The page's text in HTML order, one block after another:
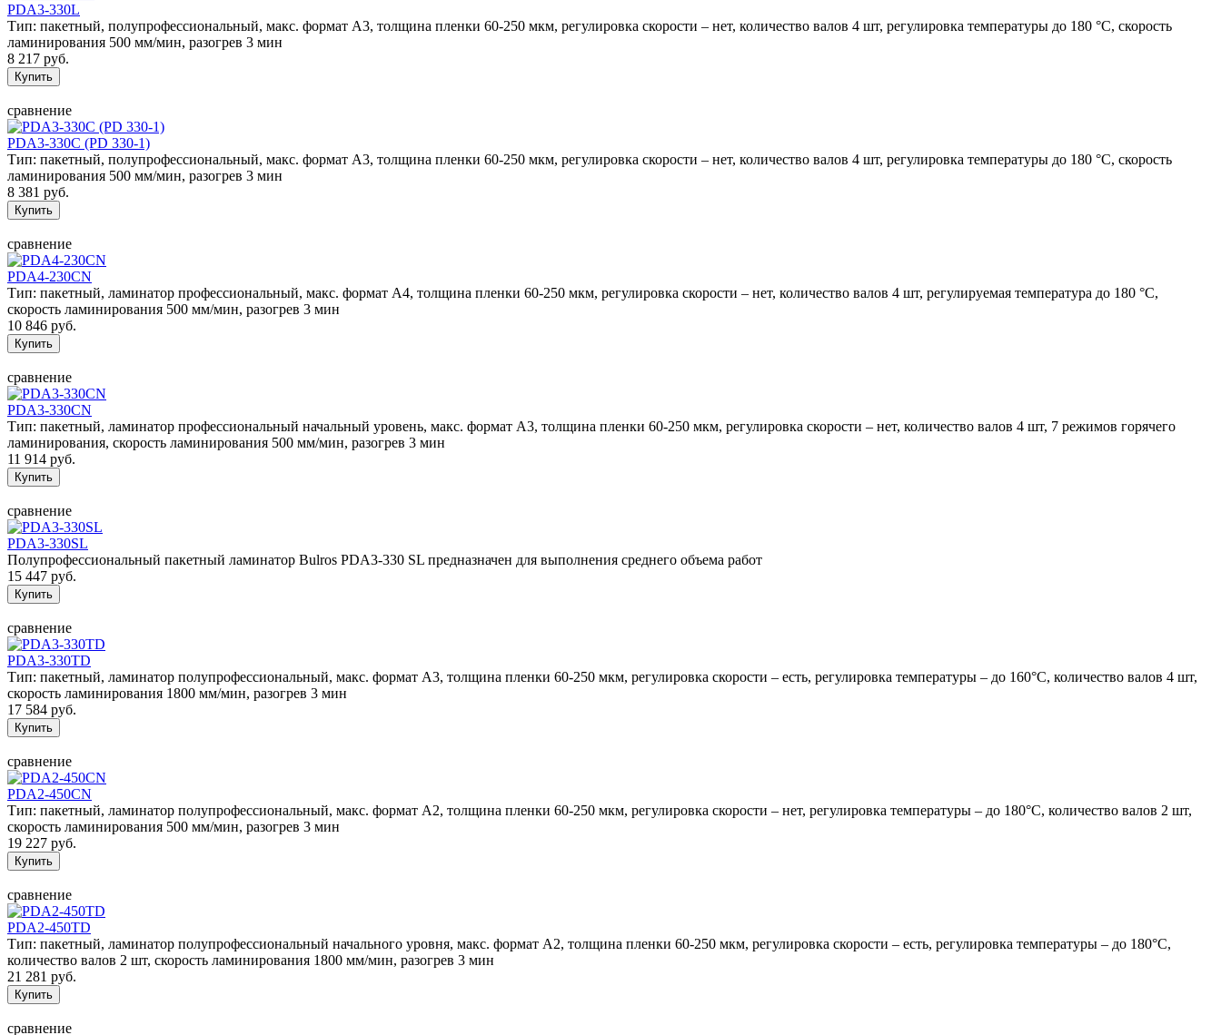
PDA3-330L
Тип: пакетный, полупрофессиональный, макс. формат А3, толщина пленки 60-250 мкм, регулировка скорости – нет, количество валов 4 шт, регулировка температуры до 180 °C, скорость
ламинирования 500 мм/мин, разогрев 3 мин
8 217 руб.
сравнение
PDA3-330C (PD 330-1)
Тип: пакетный, полупрофессиональный, макс. формат А3, толщина пленки 60-250 мкм, регулировка скорости – нет, количество валов 4 шт, регулировка температуры до 180 °C, скорость
ламинирования 500 мм/мин, разогрев 3 мин
8 381 руб.
сравнение
PDA4-230CN
Тип: пакетный, ламинатор профессиональный, макс. формат А4, толщина пленки 60-250 мкм, регулировка скорости – нет, количество валов 4 шт, регулируемая температура до 180 °С,
скорость ламинирования 500 мм/мин, разогрев 3 мин
10 846 руб.
сравнение
PDA3-330CN
Тип: пакетный, ламинатор профессиональный начальный уровень, макс. формат А3, толщина пленки 60-250 мкм, регулировка скорости – нет, количество валов 4 шт, 7 режимов горячего
ламинирования, скорость ламинирования 500 мм/мин, разогрев 3 мин
11 914 руб.
сравнение
PDA3-330SL
Полупрофессиональный пакетный ламинатор Bulros PDA3-330 SL предназначен для выполнения среднего объема работ
15 447 руб.
сравнение
PDA3-330TD
Тип: пакетный, ламинатор полупрофессиональный, макс. формат А3, толщина пленки 60-250 мкм, регулировка скорости – есть, регулировка температуры – до 160°С, количество валов 4 шт,
скорость ламинирования 1800 мм/мин, разогрев 3 мин
17 584 руб.
сравнение
PDA2-450CN
Тип: пакетный, ламинатор полупрофессиональный, макс. формат А2, толщина пленки 60-250 мкм, регулировка скорости – нет, регулировка температуры – до 180°С, количество валов 2 шт,
скорость ламинирования 500 мм/мин, разогрев 3 мин
19 227 руб.
сравнение
PDA2-450TD
Тип: пакетный, ламинатор полупрофессиональный начального уровня, макс. формат А2, толщина пленки 60-250 мкм, регулировка скорости – есть, регулировка температуры – до 180°С,
количество валов 2 шт, скорость ламинирования 1800 мм/мин, разогрев 3 мин
21 281 руб.
сравнение